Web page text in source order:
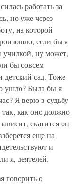
работать за
но уже через
на которой
если бы я
училкой, ну может,
бы совсем
детский сад. Тоже
ушло? Была бы я
Я верю в судьбу
как оно должно
скатится он
еще на
и
я, деятелей.
говорить о